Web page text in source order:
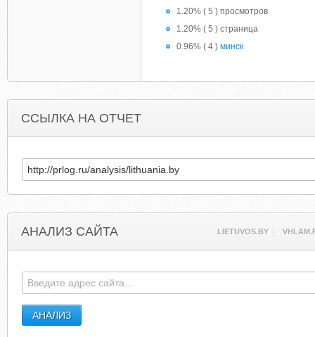
1.20% ( 5 ) просмотров
1.20% ( 5 ) страница
0.96% ( 4 ) минск
ССЫЛКА НА ОТЧЕТ
АНАЛИЗ САЙТА LIETUVOS.BY